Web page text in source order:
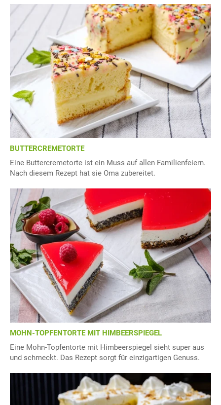
BUTTERCREMETORTE
Eine Buttercremetorte ist ein Muss auf allen Familienfeiern.
Nach diesem Rezept hat sie Oma zubereitet.
MOHN-TOPFENTORTE MIT HIMBEERSPIEGEL
Eine Mohn-Topfentorte mit Himbeerspiegel sieht super aus
und schmeckt. Das Rezept sorgt für einzigartigen Genuss.